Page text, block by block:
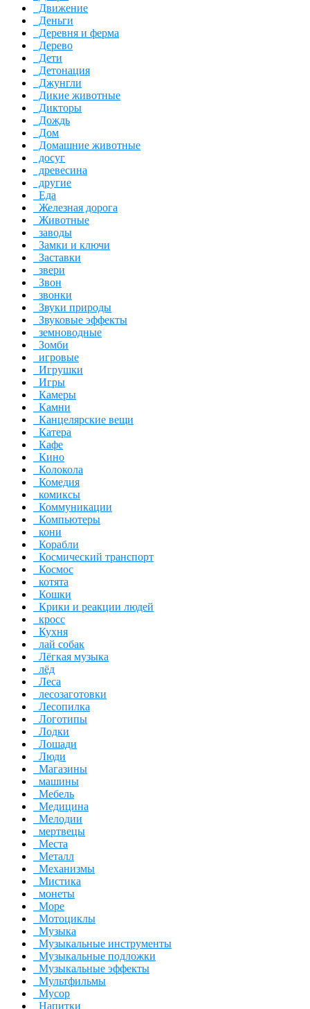
Движение
Деньги
Деревня и ферма
Дерево
Дети
Детонация
Джунгли
Дикие животные
Дикторы
Дождь
Дом
Домашние животные
досуг
древесина
другие
Еда
Железная дорога
Животные
заводы
Замки и ключи
Заставки
звери
Звон
звонки
Звуки природы
Звуковые эффекты
земноводные
Зомби
игровые
Игрушки
Игры
Камеры
Камни
Канцелярские вещи
Катера
Кафе
Кино
Колокола
Комедия
комиксы
Коммуникации
Компьютеры
кони
Корабли
Космический транспорт
Космос
котята
Кошки
Крики и реакции людей
кросс
Кухня
лай собак
Лёгкая музыка
лёд
Леса
лесозаготовки
Лесопилка
Логотипы
Лодки
Лошади
Люди
Магазины
машины
Мебель
Медицина
Мелодии
мертвецы
Места
Металл
Механизмы
Мистика
монеты
Море
Мотоциклы
Музыка
Музыкальные инструменты
Музыкальные подложки
Музыкальные эффекты
Мультфильмы
Мусор
Напитки